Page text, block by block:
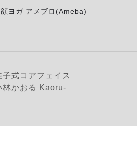
顔ヨガ アメブロ(Ameba)
式コアフェイス
林かおる Kaoru-